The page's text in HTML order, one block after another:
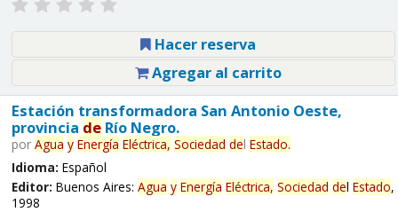
Hacer reserva
Agregar al carrito
Estación transformadora San Antonio Oeste,
provincia deRío Negro.
por Agua y Energía Eléctrica, Sociedad del Estado.
Idioma: Español
Editor: Buenos Aires: Agua y Energía Eléctrica, Sociedad del Estado,
1998